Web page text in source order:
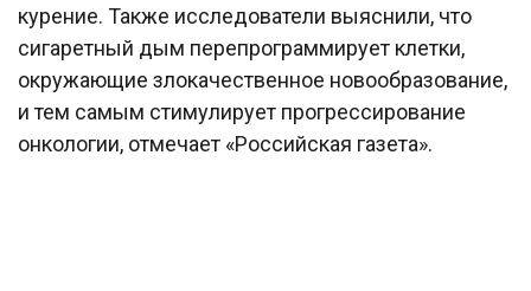
курение. Также исследователи выяснили, что
сигаретный дым перепрограммирует клетки,
окружающие злокачественное новообразование,
и тем самым стимулирует прогрессирование
онкологии, отмечает «Российская газета».